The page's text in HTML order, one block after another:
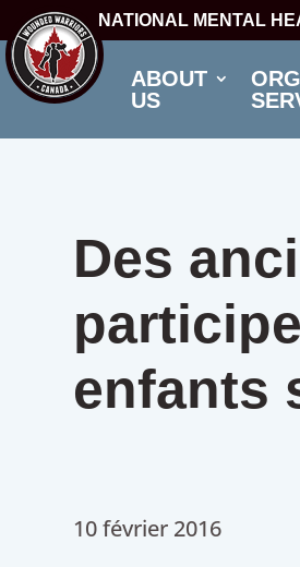
NATIONAL MENTAL
ABOUT
US
Des
enfants
10 février 2016